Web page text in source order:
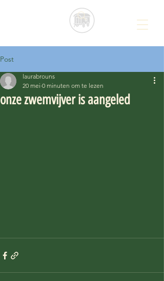
Post
onze zwemvijver is aangeled
laurabrouns
20 mei 0 minuten om te lezen